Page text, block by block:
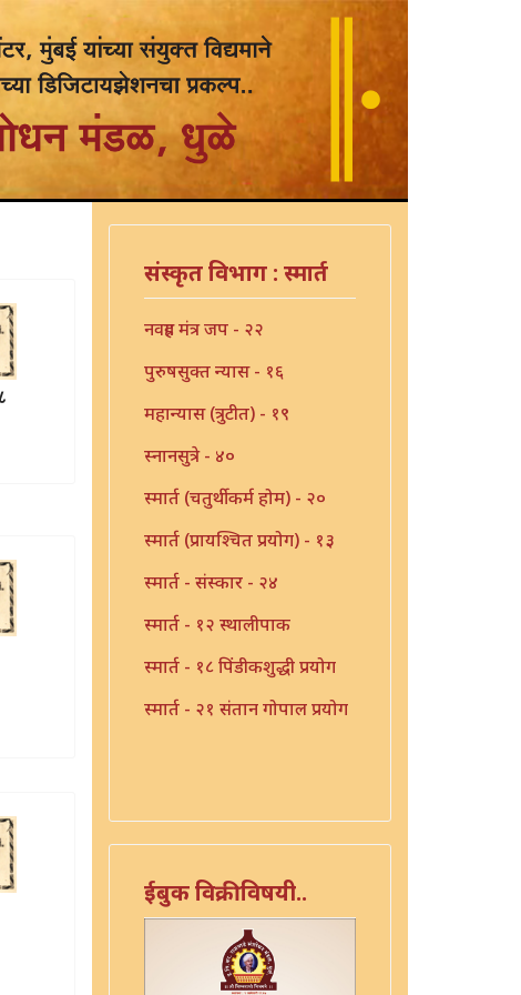
संस्कृत विभाग : स्मार्त
नवग्रह मंत्र जप - २२
पुरुषसुक्त न्यास - १६
महान्यास (त्रुटीत) - १९
स्नानसुत्रे - ४०
स्मार्त (चतुर्थीकर्म होम) - २०
स्मार्त (प्रायश्चित प्रयोग) - १३
स्मार्त - संस्कार - २४
स्मार्त - १२ स्थालीपाक
स्मार्त - १८ पिंडीकशुद्धी प्रयोग
स्मार्त - २१ संतान गोपाल प्रयोग
ईबुक विक्रीविषयी..